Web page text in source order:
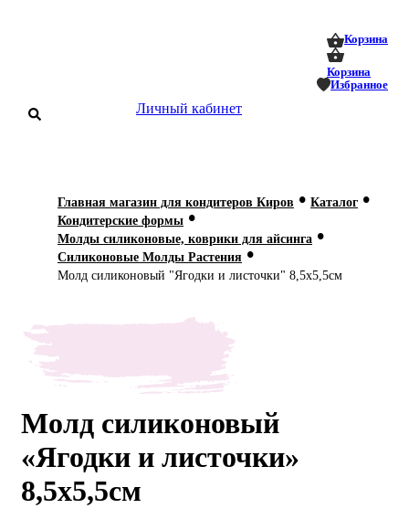
Корзина
Корзина
Избранное
Личный кабинет
Мастер-
классы
Главная магазин для кондитеров Киров • Каталог •
Кондитерские формы •
Молды силиконовые, коврики для айсинга •
Силиконовые Молды Растения •
Молд силиконовый "Ягодки и листочки" 8,5х5,5см
Молд силиконовый
«Ягодки и листочки»
8,5х5,5см